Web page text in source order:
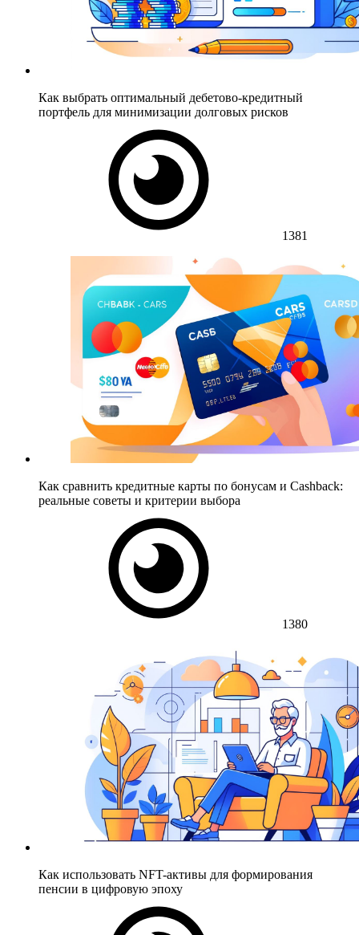
Как выбрать оптимальный дебетово-кредитный
портфель для минимизации долговых рисков
1381
Как сравнить кредитные карты по бонусам и Cashback:
реальные советы и критерии выбора
1380
Как использовать NFT-активы для формирования
пенсии в цифровую эпоху